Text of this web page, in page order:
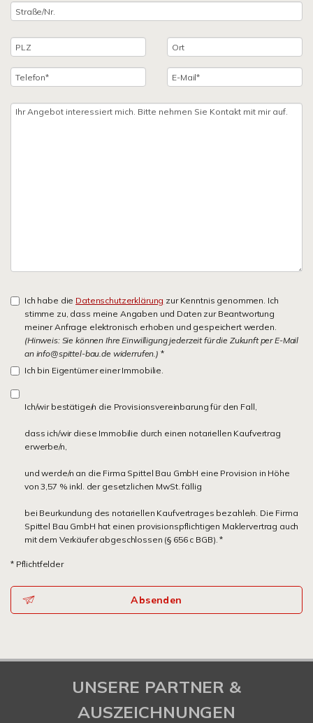
Ich habe die Datenschutzerklärung zur Kenntnis genommen. Ich
stimme zu, dass meine Angaben und Daten zur Beantwortung
meiner Anfrage elektronisch erhoben und gespeichert werden.
(Hinweis: Sie können Ihre Einwilligung jederzeit für die Zukunft per E-Mail
an info@spittel-bau.de widerrufen.) *
Ich bin Eigentümer einer Immobilie.
Ich/wir bestätige/n die Provisionsvereinbarung für den Fall,
dass ich/wir diese Immobilie durch einen notariellen Kaufvertrag
erwerbe/n,
und werde/n an die Firma Spittel Bau GmbH eine Provision in Höhe
von 3,57 % inkl. der gesetzlichen MwSt. fällig
bei Beurkundung des notariellen Kaufvertrages bezahle/n. Die Firma
Spittel Bau GmbH hat einen provisionspflichtigen Maklervertrag auch
mit dem Verkäufer abgeschlossen (§ 656 c BGB). *
* Pflichtfelder
Absenden
UNSERE PARTNER &
AUSZEICHNUNGEN